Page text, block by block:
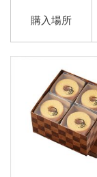
購入場所